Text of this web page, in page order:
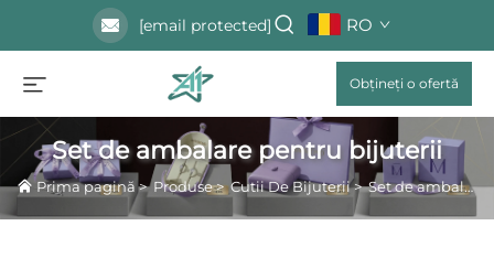
[email protected] RO
Obțineți o ofertă
Set de ambalare pentru bijuterii
Prima pagină>Produse>Cutii De Bijuterii>Set de ambalare pentru bijuterii